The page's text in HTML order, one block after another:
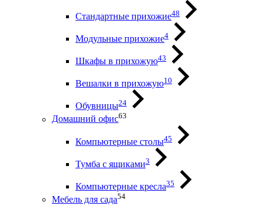
Стандартные прихожие48
Модульные прихожие4
Шкафы в прихожую43
Вешалки в прихожую10
Обувницы24
Домашний офис63
Компьютерные столы45
Тумба с ящиками3
Компьютерные кресла35
Мебель для сада54